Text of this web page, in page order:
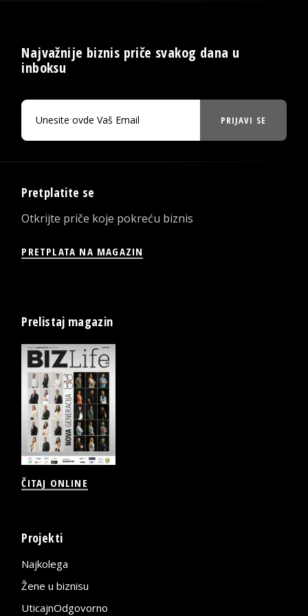
Najvažnije biznis priče svakog dana u
inboksu
PRIJAVI SE
Pretplatite se
Otkrijte priče koje pokreću biznis
PRETPLATA NA MAGAZIN
Prelistaj magazin
ČITAJ ONLINE
Projekti
Najkolega
Žene u biznisu
UticajnOdgovorno